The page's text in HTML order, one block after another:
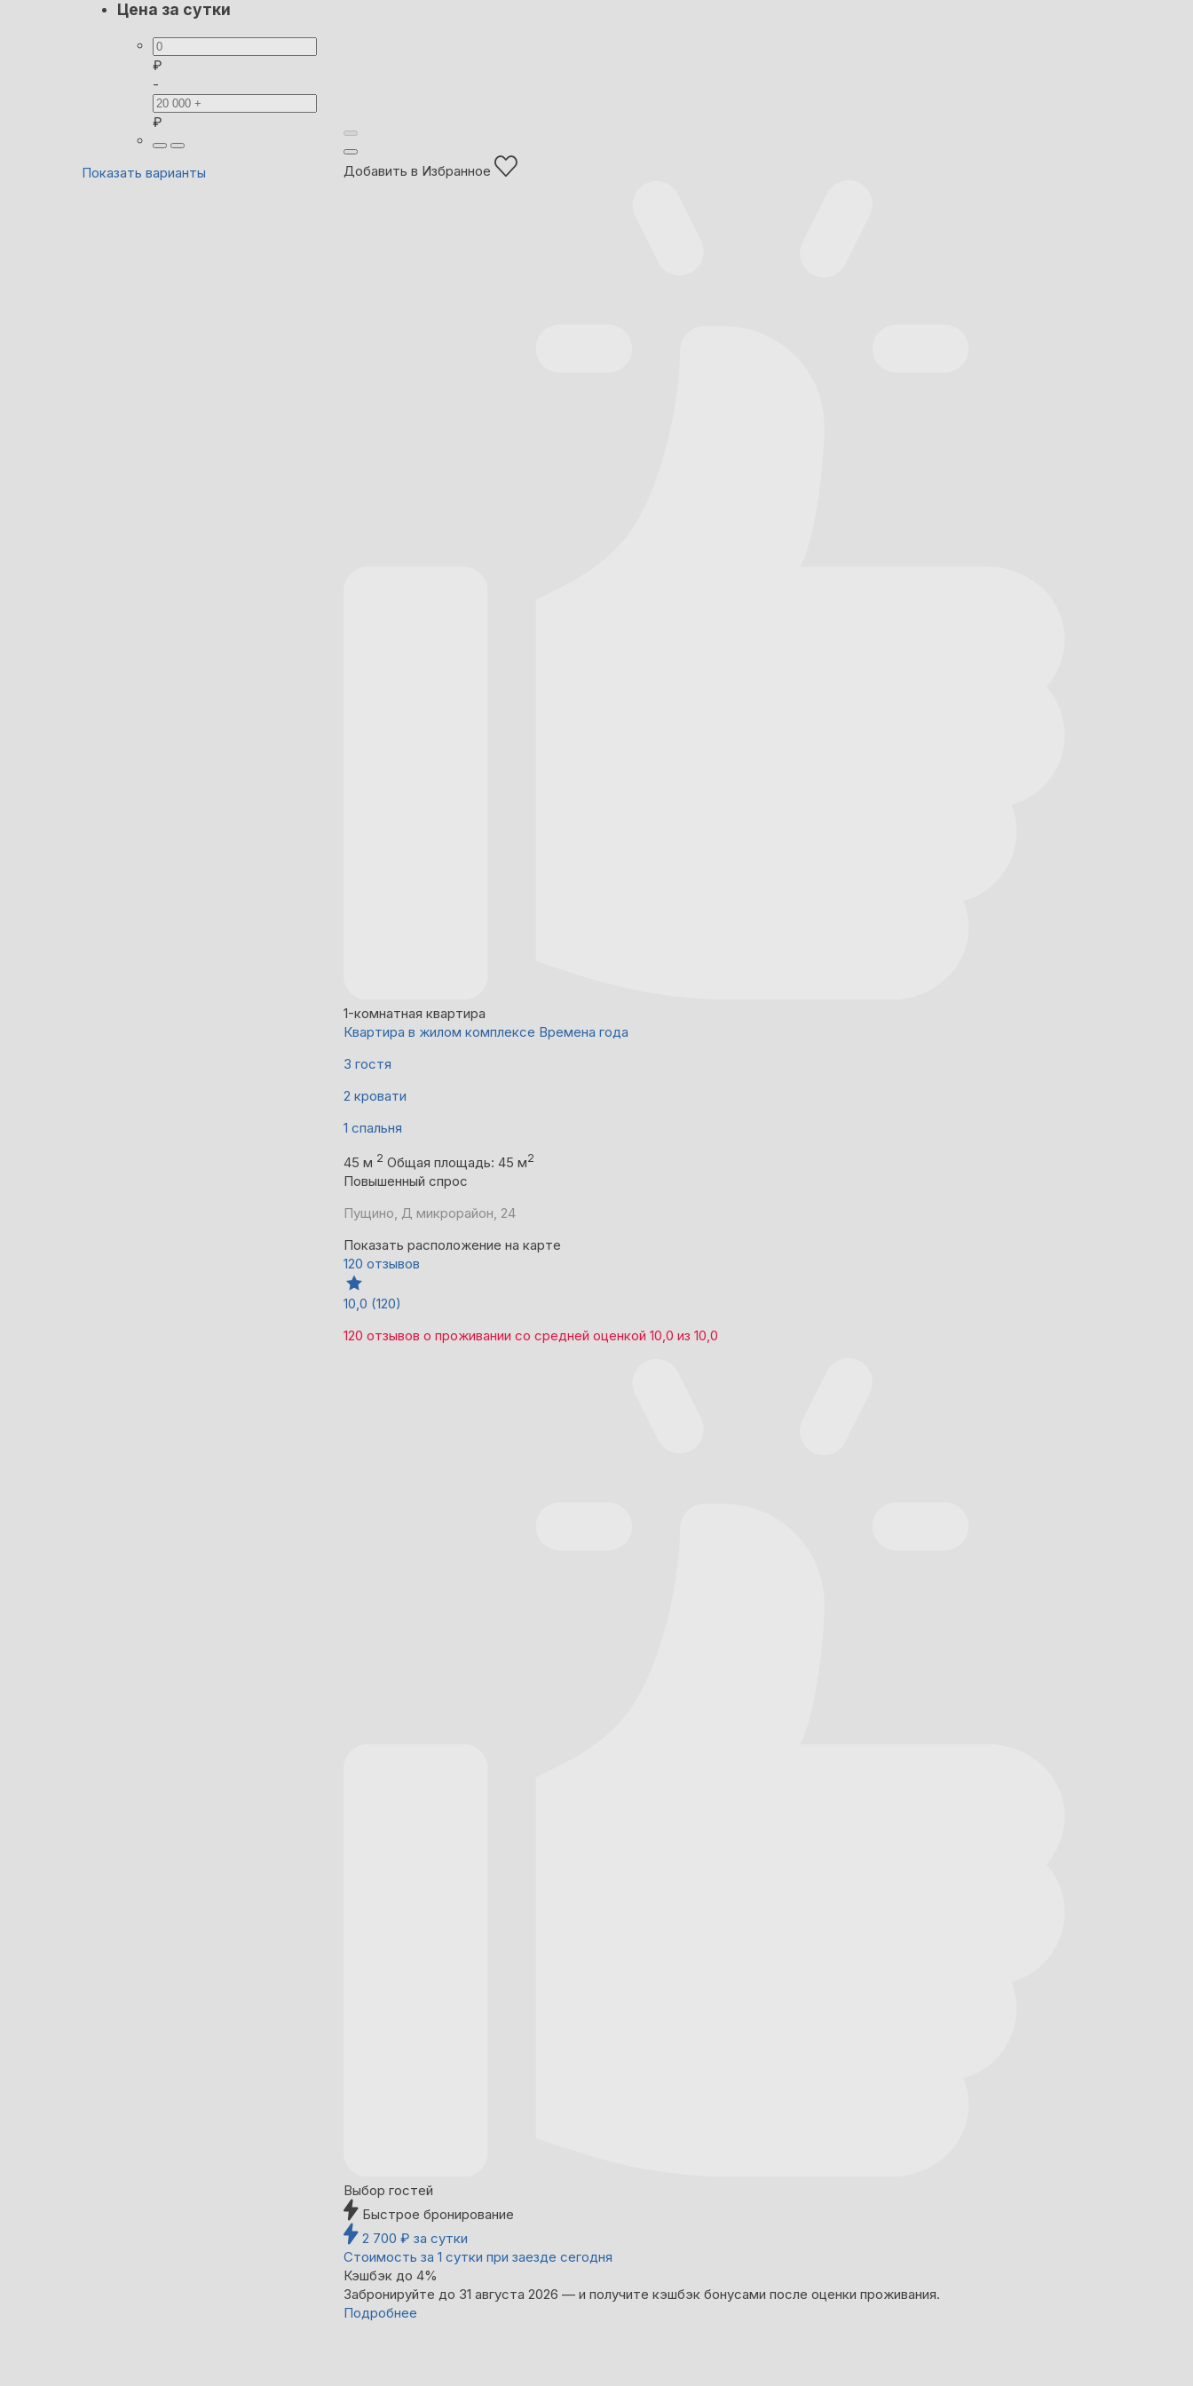
Цена за сутки
₽
-
₽
Показать варианты Добавить в Избранное
1-комнатная квартира
Квартира в жилом комплексе Времена года
3 гостя
2 кровати
1 спальня
45 м 2 Общая площадь: 45 м2
Повышенный спрос
Пущино, Д микрорайон, 24
Показать расположение на карте
120 отзывов
10,0 (120)
120 отзывов о проживании со средней оценкой 10,0 из 10,0
Выбор гостей
Быстрое бронирование
2 700 ₽ за сутки
Стоимость за 1 сутки при заезде сегодня
Кэшбэк до 4%
Забронируйте до 31 августа 2026 — и получите кэшбэк бонусами после оценки проживания.
Подробнее